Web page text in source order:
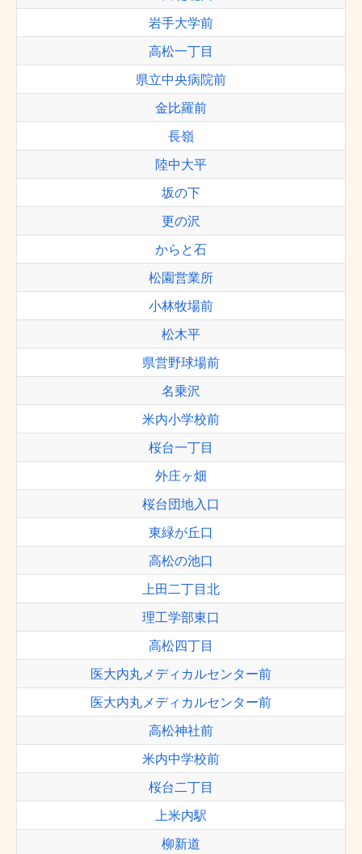
岩手大学前
高松一丁目
県立中央病院前
金比羅前
長嶺
陸中大平
坂の下
更の沢
からと石
松園営業所
小林牧場前
松木平
県営野球場前
名乗沢
米内小学校前
桜台一丁目
外庄ヶ畑
桜台団地入口
東緑が丘口
高松の池口
上田二丁目北
理工学部東口
高松四丁目
医大内丸メディカルセンター前
医大内丸メディカルセンター前
高松神社前
米内中学校前
桜台二丁目
上米内駅
柳新道